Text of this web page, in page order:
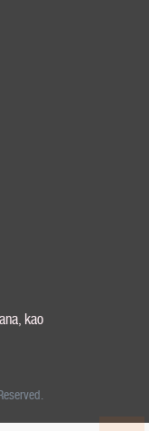
kao